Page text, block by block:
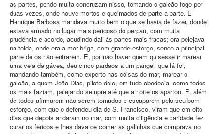
as partes, pondo muita concruzam nisso, tomando o galeão fogo por
duas vezes, onde houve mortos e queimados de parte a parte. E
Henrique Barbosa mandava muito bem o que se havia de fazer, donde
estava armado no lugar mais perigoso do perpau, com muita
prudência e acordo, acudindo dali às partes mais fracas; ora pelejava
na tolda, onde era a mor briga, com grande esforço, sendo a principal
parte de os não entrarem. E, por não haver quem quisesse ir marear
uma vela da gávea, deu cinco pardaos a um pangeli que lá foi,
mandando também, como experto nas coisas do mar, marear o
galeão, a quem João Dias, piloto dele, em tudo obedecia, como todos
os mais faziam, pelejando sempre até que a noite os apartou. E, além
de todos afirmarem não serem tomados e escaparem pelo seu bom
esforço, com que o defendeu dia de S. Francisco, viram que em oito
dias que depois andaram no mar, com muita diligência e caridade fez
curar os feridos e Ihes dava de comer as galinhas que comprava no